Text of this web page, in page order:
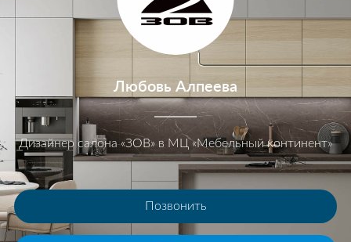
Любовь Алпеева
Дизайнер салона «ЗОВ» в МЦ «Мебельный континент»
Позвонить